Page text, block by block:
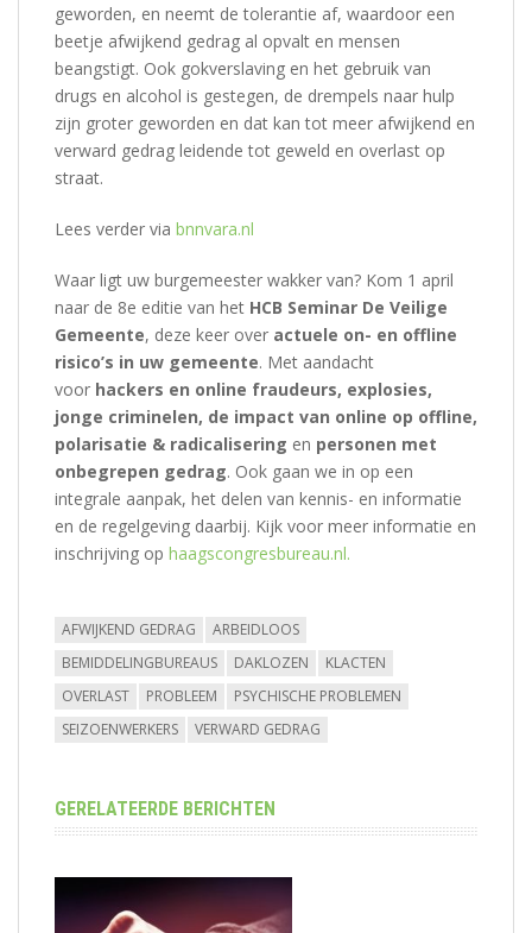
geworden, en neemt de tolerantie af, waardoor een
beetje afwijkend gedrag al opvalt en mensen
beangstigt. Ook gokverslaving en het gebruik van
drugs en alcohol is gestegen, de drempels naar hulp
zijn groter geworden en dat kan tot meer afwijkend en
verward gedrag leidende tot geweld en overlast op
straat.
Lees verder via bnnvara.nl
Waar ligt uw burgemeester wakker van? Kom 1 april
naar de 8e editie van het HCB Seminar De Veilige
Gemeente, deze keer over actuele on- en offline
risico’s in uw gemeente. Met aandacht
voor hackers en online fraudeurs, explosies,
jonge criminelen, de impact van online op offline,
polarisatie & radicalisering en personen met
onbegrepen gedrag. Ook gaan we in op een
integrale aanpak, het delen van kennis- en informatie
en de regelgeving daarbij. Kijk voor meer informatie en
inschrijving op haagscongresbureau.nl.
AFWIJKEND GEDRAG
ARBEIDLOOS
BEMIDDELINGBUREAUS
DAKLOZEN
KLACTEN
OVERLAST
PROBLEEM
PSYCHISCHE PROBLEMEN
SEIZOENWERKERS
VERWARD GEDRAG
GERELATEERDE BERICHTEN